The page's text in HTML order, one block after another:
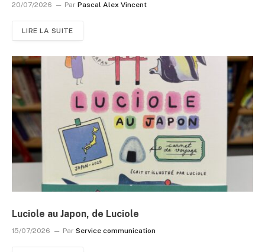
20/07/2026 Par Pascal Alex Vincent
LIRE LA SUITE
Luciole au Japon, de Luciole
15/07/2026 Par Service communication